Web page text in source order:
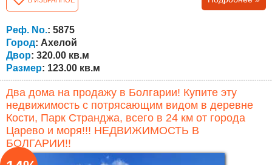
112,8 кв.м., распределенных между большой гостиной с
высотой потолков 4,5 м, тремя спальнями, коридором,
двумя ванными комнатами, хозяйственным
помещением и верандой, во всех комнатах высота...
Реф. No.: 5875
Город: Ахелой
Двор: 320.00 кв.м
Размер: 123.00 кв.м
Два дома на продажу в Болгарии! Купите эту
недвижимость с потрясающим видом в деревне
Кости, Парк Странджа, всего в 24 км от города
Царево и моря!!! НЕДВИЖИМОСТЬ В
БОЛГАРИИ!!